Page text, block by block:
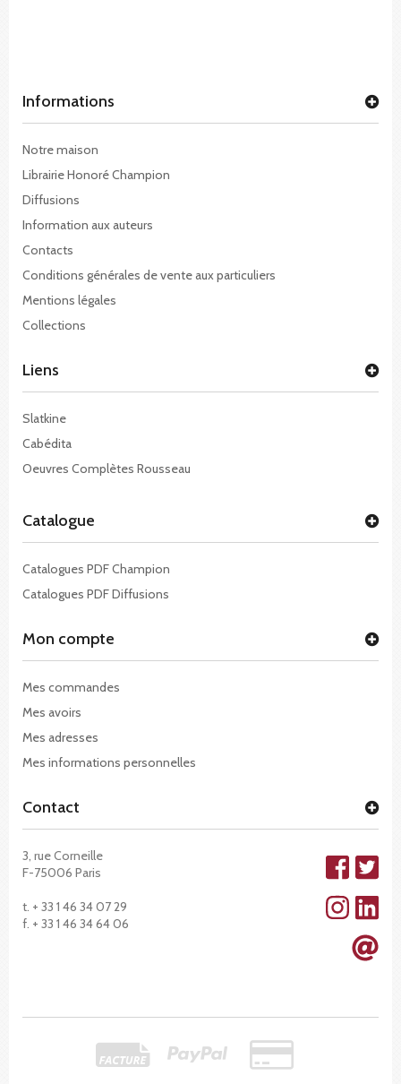
Informations
Notre maison
Librairie Honoré Champion
Diffusions
Information aux auteurs
Contacts
Conditions générales de vente aux particuliers
Mentions légales
Collections
Liens
Slatkine
Cabédita
Oeuvres Complètes Rousseau
Catalogue
Catalogues PDF Champion
Catalogues PDF Diffusions
Mon compte
Mes commandes
Mes avoirs
Mes adresses
Mes informations personnelles
Contact
3, rue Corneille
F-75006 Paris
t. + 33 1 46 34 07 29
f. + 33 1 46 34 64 06